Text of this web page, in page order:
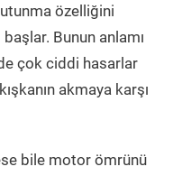
özelliğini
Bunun anlamı
çok ciddi hasarlar
akmaya karşı
bile motor ömrünü